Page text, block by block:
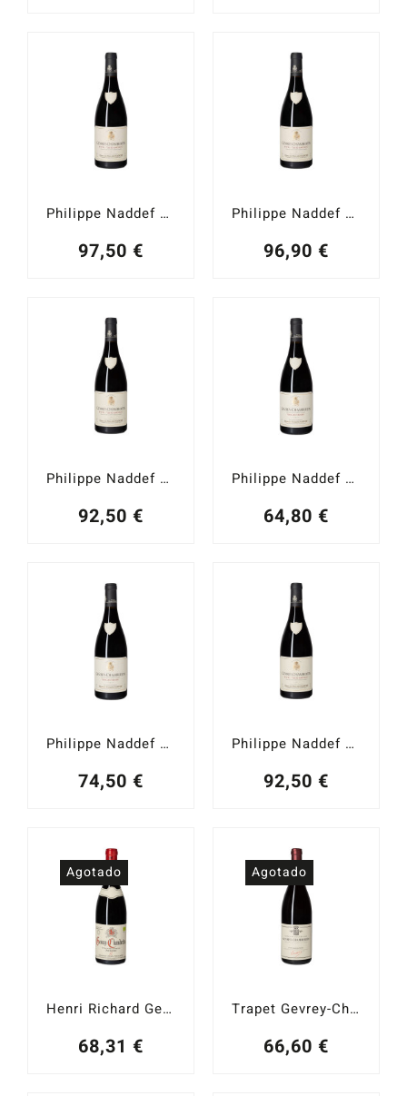
Philippe Naddef Gevrey-Chambertin 1er. Cru Les Champeaux 2023
97,50 €
Philippe Naddef Gevrey-Chambertin 1er. Cru Les Champeaux 2022
96,90 €
Philippe Naddef Gevrey-Chambertin 1er. Cru Les Champeaux 2021
92,50 €
Philippe Naddef Gevrey-Chambertin Vieilles Vignes 2021
64,80 €
Philippe Naddef Gevrey-Chambertin Vieilles Vignes 2023
74,50 €
Philippe Naddef Gevrey-Chambertin 1er. Cru Les Champeaux 2020
92,50 €
Agotado
Henri Richard Gevrey-Chambertin Aux Corvées 2020
68,31 €
Agotado
Trapet Gevrey-Chambertin 2016
66,60 €